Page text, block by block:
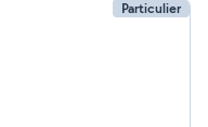
Particulier